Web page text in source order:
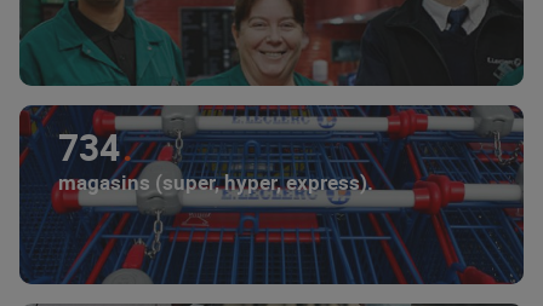
734
magasins (super, hyper, express).